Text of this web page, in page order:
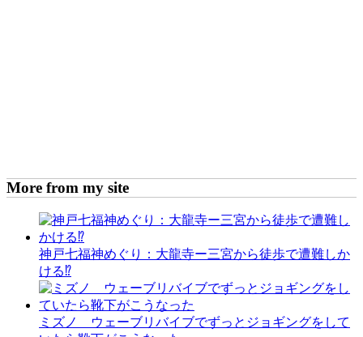
More from my site
神戸七福神めぐり：大龍寺ー三宮から徒歩で遭難しか
ける⁉
ミズノ ウェーブリバイブでずっとジョギングをして